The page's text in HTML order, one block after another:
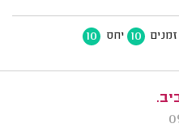
זמנים 10 יחס 10